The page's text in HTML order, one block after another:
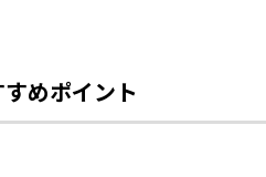
めポイント